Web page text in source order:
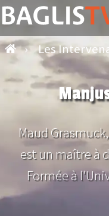
› Les
Maud
est un maître à
Formée à